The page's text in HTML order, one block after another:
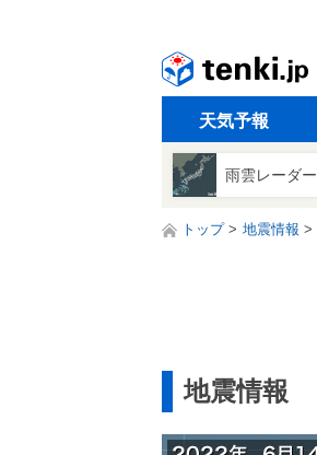
天気予報
雨雲レーダー
トップ 地震情報
地震情報